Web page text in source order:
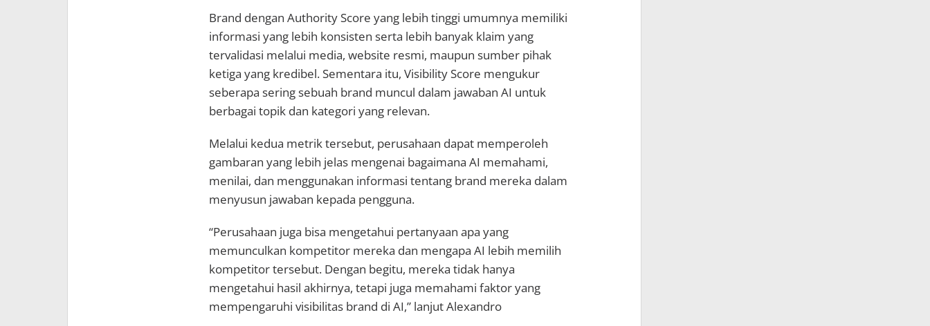
Brand dengan Authority Score yang lebih tinggi umumnya memiliki
informasi yang lebih konsisten serta lebih banyak klaim yang
tervalidasi melalui media, website resmi, maupun sumber pihak
ketiga yang kredibel. Sementara itu, Visibility Score mengukur
seberapa sering sebuah brand muncul dalam jawaban AI untuk
berbagai topik dan kategori yang relevan.
Melalui kedua metrik tersebut, perusahaan dapat memperoleh
gambaran yang lebih jelas mengenai bagaimana AI memahami,
menilai, dan menggunakan informasi tentang brand mereka dalam
menyusun jawaban kepada pengguna.
“Perusahaan juga bisa mengetahui pertanyaan apa yang
memunculkan kompetitor mereka dan mengapa AI lebih memilih
kompetitor tersebut. Dengan begitu, mereka tidak hanya
mengetahui hasil akhirnya, tetapi juga memahami faktor yang
mempengaruhi visibilitas brand di AI,” lanjut Alexandro